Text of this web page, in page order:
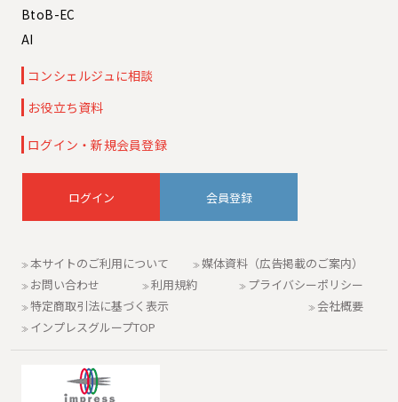
BtoB-EC
AI
コンシェルジュに相談
お役立ち資料
ログイン・新規会員登録
会員登録
本サイトのご利用について
媒体資料（広告掲載のご案内）
お問い合わせ
利用規約
プライバシーポリシー
特定商取引法に基づく表示
会社概要
インプレスグループTOP